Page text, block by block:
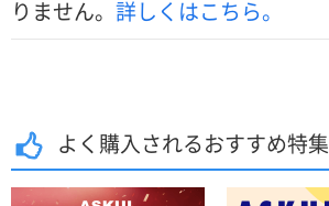
りません。 詳しくはこちら。
よく購入されるおすすめ特集